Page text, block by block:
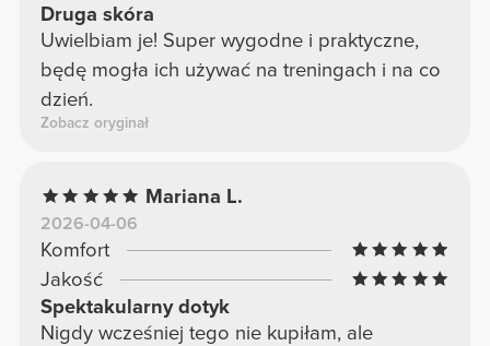
Druga skóra
Uwielbiam je! Super wygodne i praktyczne,
będę mogła ich używać na treningach i na co
dzień.
Zobacz oryginał
Mariana L.
2026-04-06
Komfort
Jakość
Spektakularny dotyk
Nigdy wcześniej tego nie kupiłam, ale